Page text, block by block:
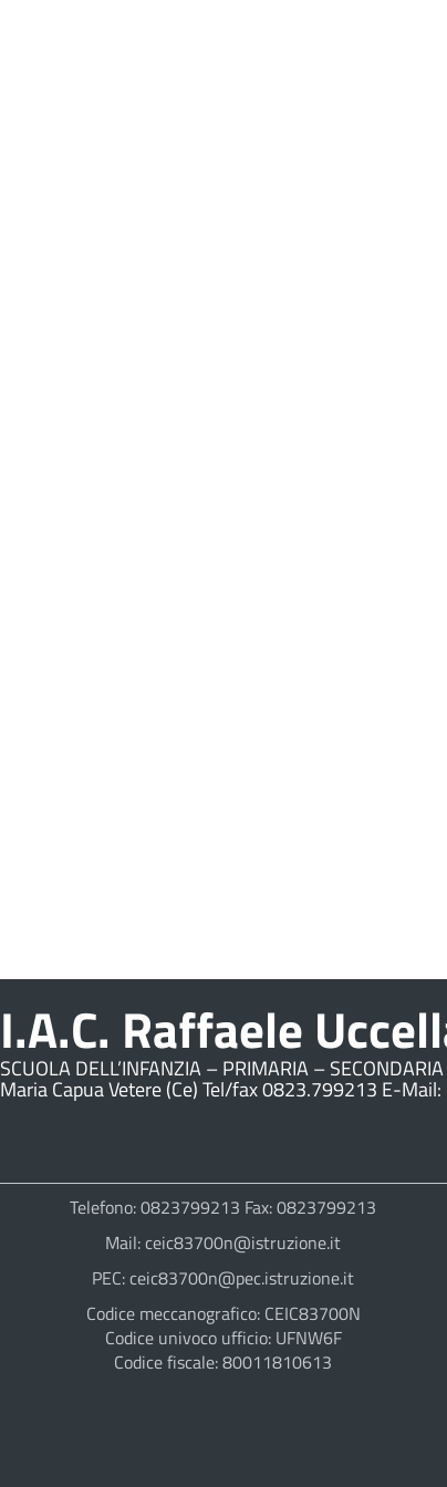
I.A.C. Raffaele
SCUOLA DELL’INFANZIA – PRIMARIA –
Maria Capua Vetere (Ce) Tel/fax 0823.799213 E-
Telefono: 0823799213 Fax: 0823799213
Mail: ceic83700n@istruzione.it
PEC: ceic83700n@pec.istruzione.it
Codice meccanografico: CEIC83700N
Codice univoco ufficio: UFNW6F
Codice fiscale: 80011810613